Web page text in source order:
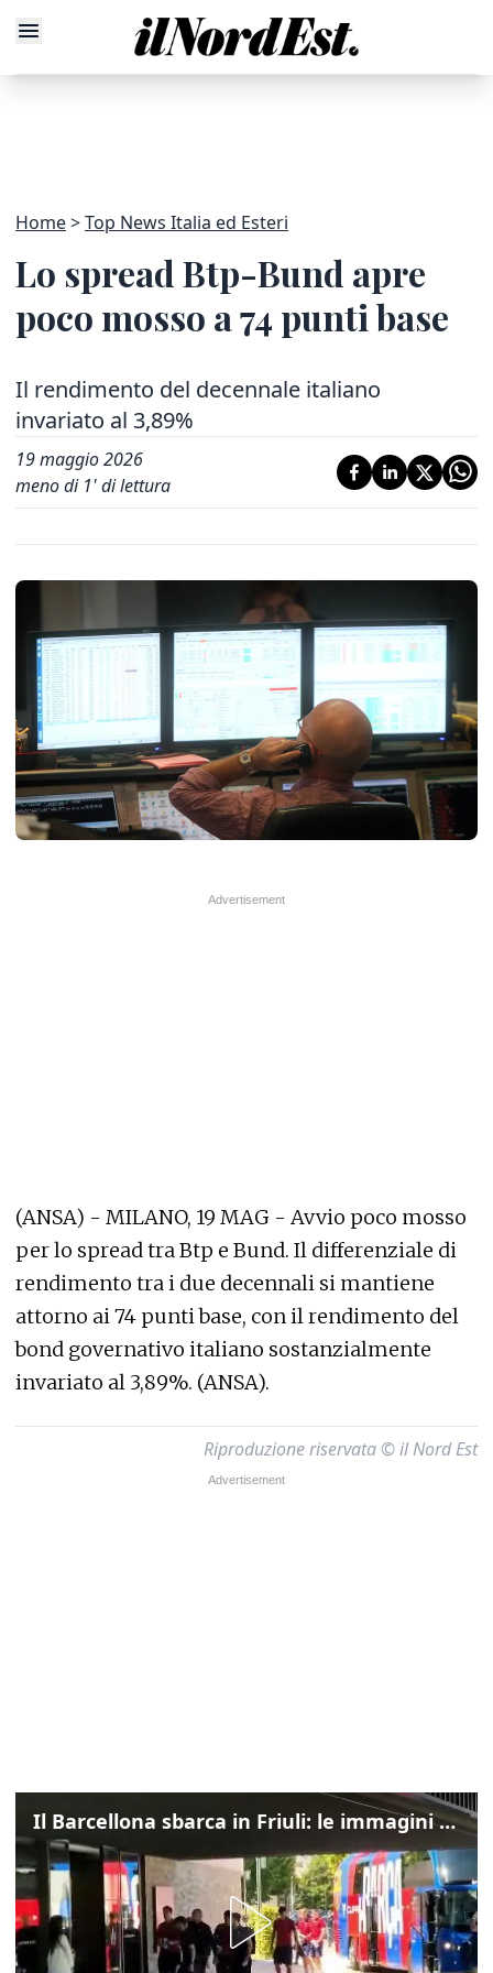
Home Top News Italia ed Esteri
Lo spread Btp-Bund apre
poco mosso a 74 punti base
Il rendimento del decennale italiano
invariato al 3,89%
19 maggio 2026
meno di 1' di lettura
(ANSA) - MILANO, 19 MAG - Avvio poco mosso
per lo spread tra Btp e Bund. Il differenziale di
rendimento tra i due decennali si mantiene
attorno ai 74 punti base, con il rendimento del
bond governativo italiano sostanzialmente
invariato al 3,89%. (ANSA).
Riproduzione riservata © il Nord Est
Il Barcellona sbarca in Friuli: le immagini dell'arrivo in albergo